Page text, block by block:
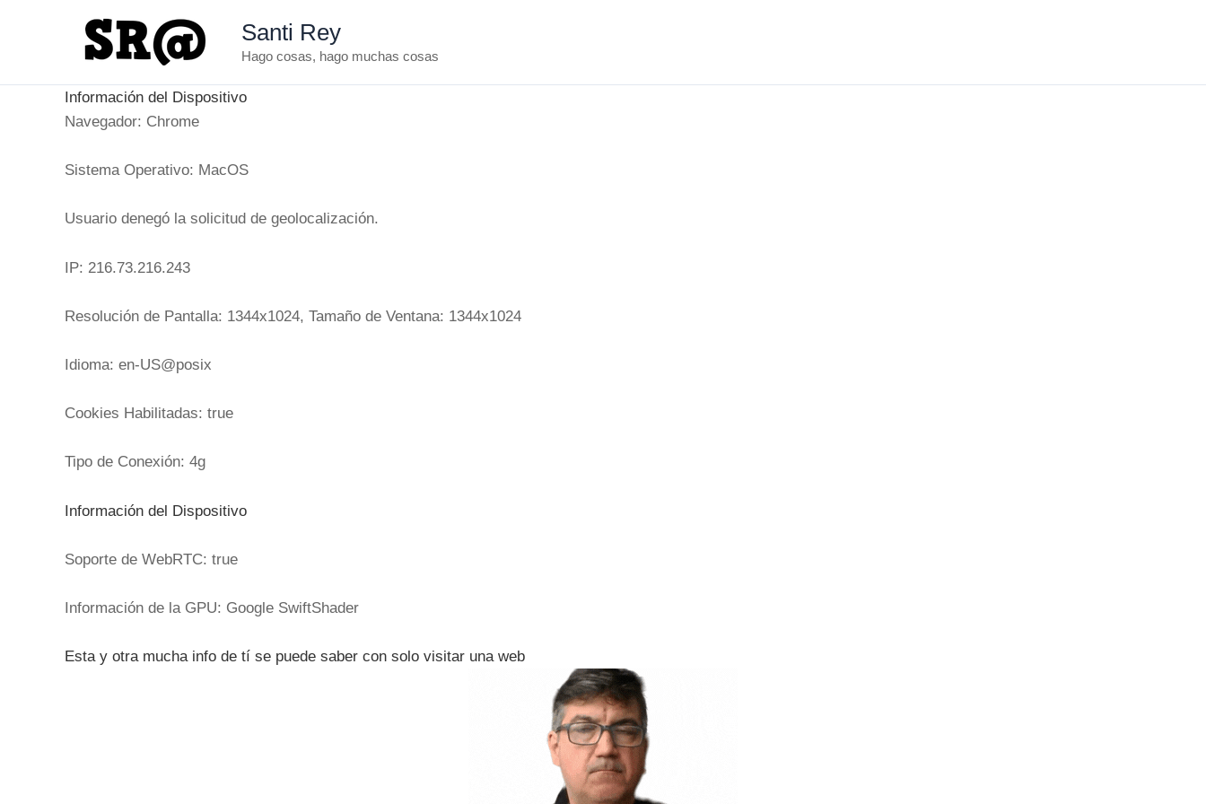
Santi Rey
Hago cosas, hago muchas cosas
Información del Dispositivo
Navegador: Chrome
Sistema Operativo: MacOS
Usuario denegó la solicitud de geolocalización.
IP: 216.73.216.243
Resolución de Pantalla: 1344x1024, Tamaño de Ventana: 1344x1024
Idioma: en-US@posix
Cookies Habilitadas: true
Tipo de Conexión: 4g
Información del Dispositivo
Soporte de WebRTC: true
Información de la GPU: Google SwiftShader
Esta y otra mucha info de tí se puede saber con solo visitar una web